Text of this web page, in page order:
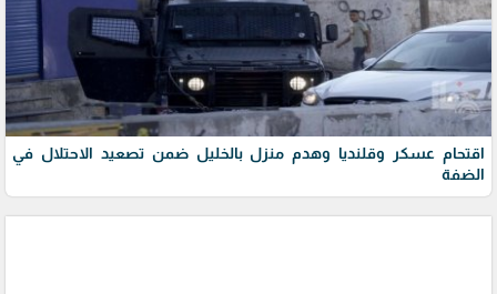
اقتحام عسكر وقلنديا وهدم منزل بالخليل ضمن تصعيد الاحتلال في
الضفة